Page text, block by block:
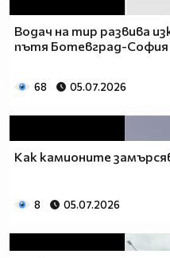
Водач на тир развива
пътя Ботевград-София
68 05.07.2026
Как камионите
8 05.07.2026